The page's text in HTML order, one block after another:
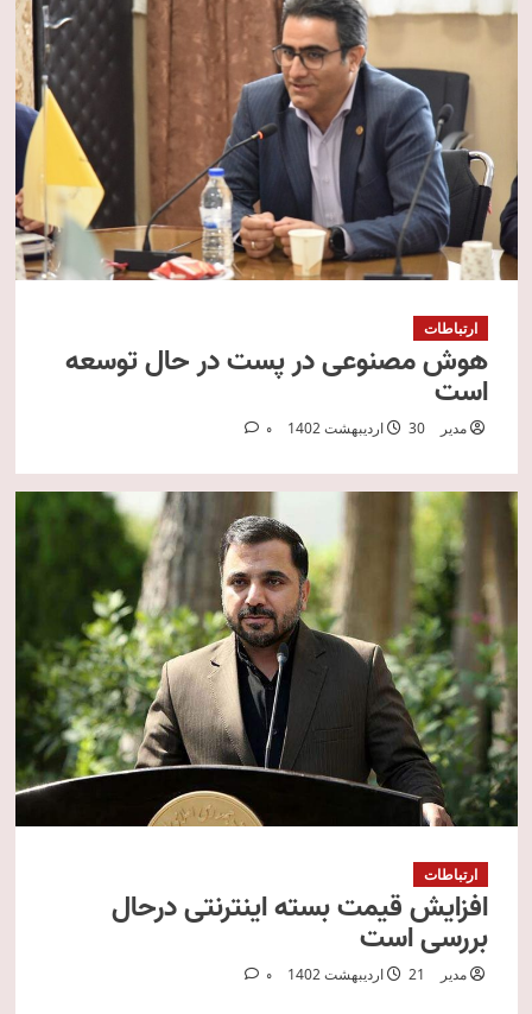
ارتباطات
هوش‌ مصنوعی در پست در حال توسعه
است
مدیر 30 اردیبهشت 1402 0
ارتباطات
افزایش قیمت بسته‌ اینترنتی درحال
بررسی است
مدیر 21 اردیبهشت 1402 0